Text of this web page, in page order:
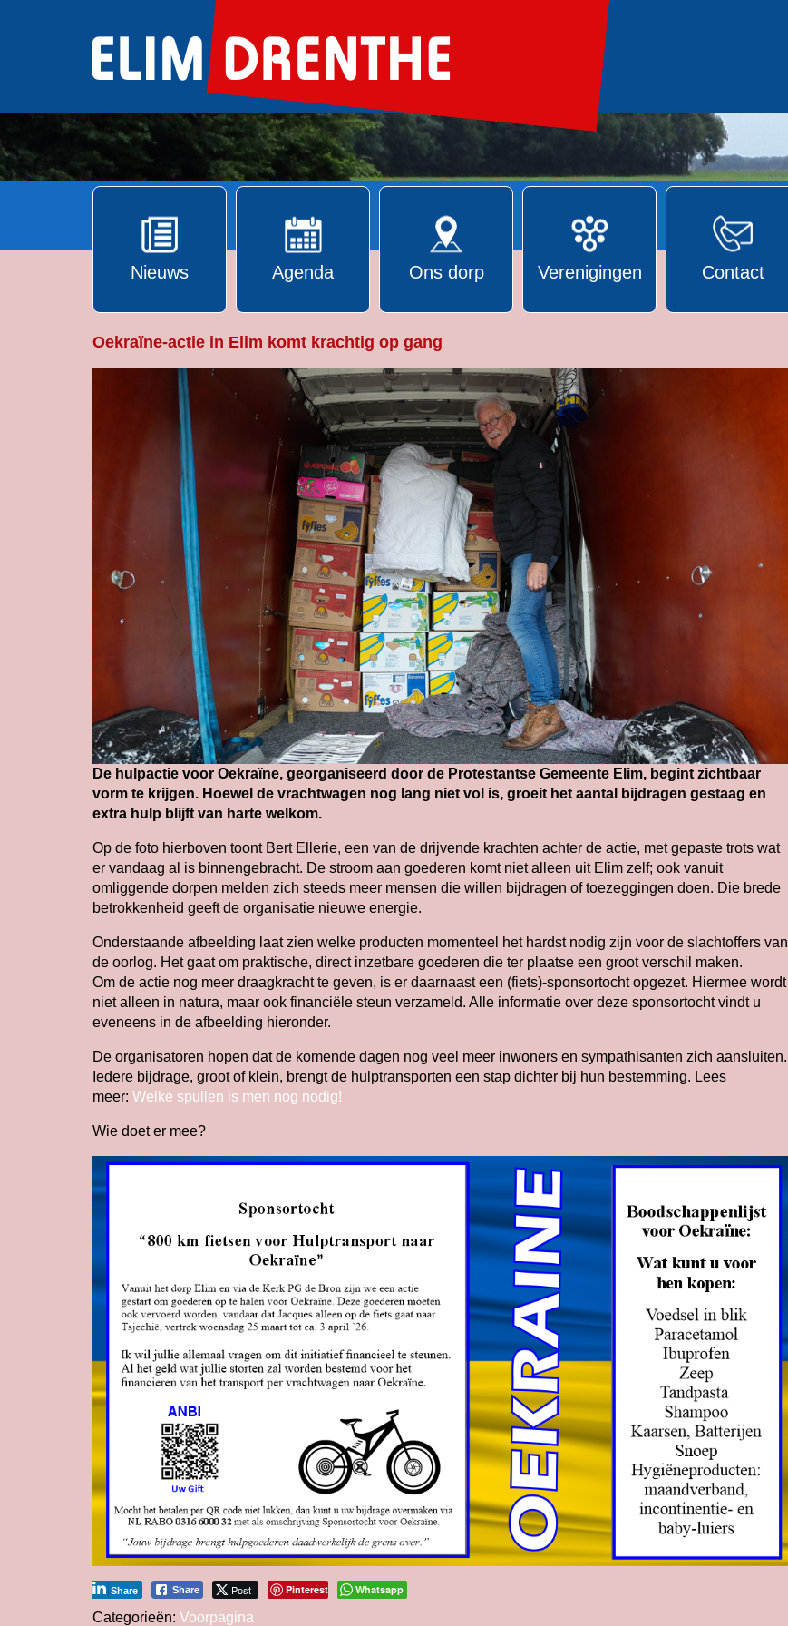
Nieuws Agenda Ons dorp Verenigingen Contact
Oekraïne-actie in Elim komt krachtig op gang
De hulpactie voor Oekraïne, georganiseerd door de Protestantse Gemeente Elim, begint zichtbaar
vorm te krijgen. Hoewel de vrachtwagen nog lang niet vol is, groeit het aantal bijdragen gestaag en
extra hulp blijft van harte welkom.
Op de foto hierboven toont Bert Ellerie, een van de drijvende krachten achter de actie, met gepaste trots wat
er vandaag al is binnengebracht. De stroom aan goederen komt niet alleen uit Elim zelf; ook vanuit
omliggende dorpen melden zich steeds meer mensen die willen bijdragen of toezeggingen doen. Die brede
betrokkenheid geeft de organisatie nieuwe energie.
Onderstaande afbeelding laat zien welke producten momenteel het hardst nodig zijn voor de slachtoffers van
de oorlog. Het gaat om praktische, direct inzetbare goederen die ter plaatse een groot verschil maken.
Om de actie nog meer draagkracht te geven, is er daarnaast een (fiets)‑sponsortocht opgezet. Hiermee wordt
niet alleen in natura, maar ook financiële steun verzameld. Alle informatie over deze sponsortocht vindt u
eveneens in de afbeelding hieronder.
De organisatoren hopen dat de komende dagen nog veel meer inwoners en sympathisanten zich aansluiten.
Iedere bijdrage, groot of klein, brengt de hulptransporten een stap dichter bij hun bestemming. Lees
meer: Welke spullen is men nog nodig!
Wie doet er mee?
Share Post
Share Pinterest Whatsapp
Categorieën: Voorpagina